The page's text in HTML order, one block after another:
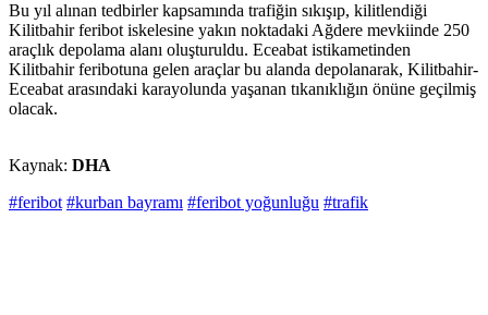
Bu yıl alınan tedbirler kapsamında trafiğin sıkışıp, kilitlendiği
Kilitbahir feribot iskelesine yakın noktadaki Ağdere mevkiinde 250
araçlık depolama alanı oluşturuldu. Eceabat istikametinden
Kilitbahir feribotuna gelen araçlar bu alanda depolanarak, Kilitbahir-
Eceabat arasındaki karayolunda yaşanan tıkanıklığın önüne geçilmiş
olacak.
Kaynak: DHA
#feribot #kurban bayramı #feribot yoğunluğu #trafik